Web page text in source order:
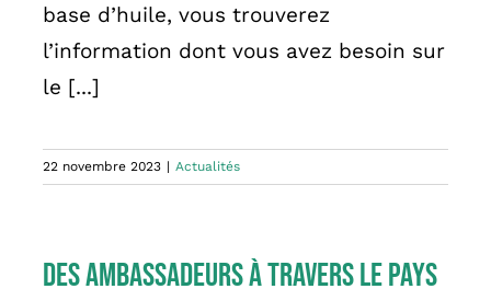
base d’huile, vous trouverez
l’information dont vous avez besoin sur
le [...]
22 novembre 2023 | Actualités
Des ambassadeurs à travers le pays